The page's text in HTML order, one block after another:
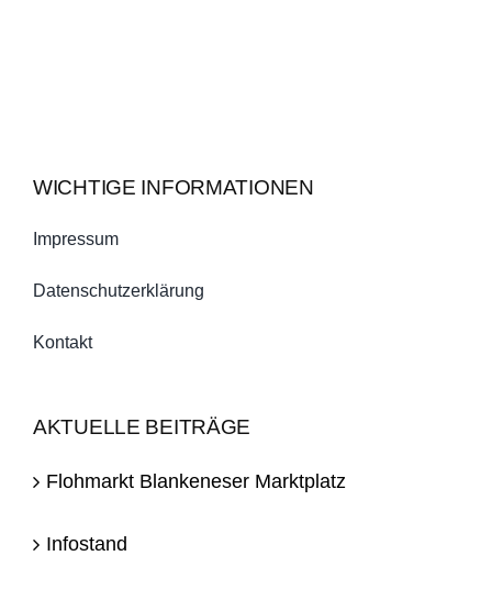
WICHTIGE INFORMATIONEN
Impressum
Datenschutzerklärung
Kontakt
AKTUELLE BEITRÄGE
Flohmarkt Blankeneser Marktplatz
Infostand